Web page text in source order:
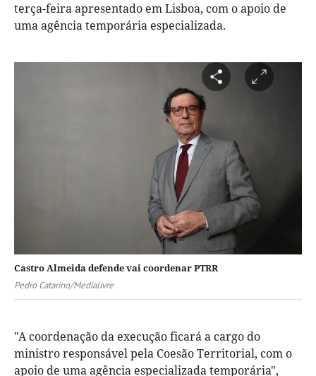
terça-feira apresentado em Lisboa, com o apoio de
uma agência temporária especializada.
Castro Almeida defende vai coordenar PTRR
Pedro Catarino/Medialivre
"A coordenação da execução ficará a cargo do
ministro responsável pela Coesão Territorial, com o
apoio de uma agência especializada temporária",